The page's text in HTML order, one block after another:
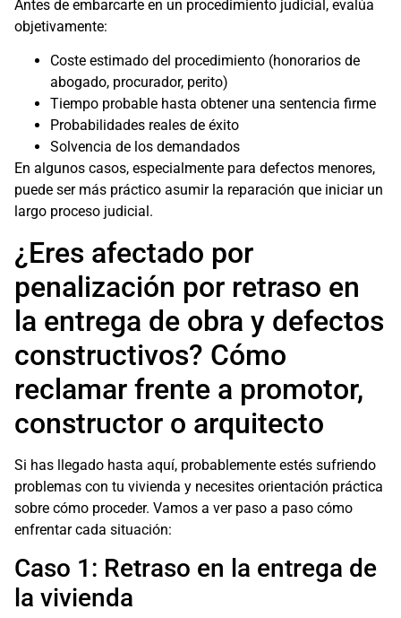
Antes de embarcarte en un procedimiento judicial, evalúa
objetivamente:
Coste estimado del procedimiento (honorarios de
abogado, procurador, perito)
Tiempo probable hasta obtener una sentencia firme
Probabilidades reales de éxito
Solvencia de los demandados
En algunos casos, especialmente para defectos menores,
puede ser más práctico asumir la reparación que iniciar un
largo proceso judicial.
¿Eres afectado por
penalización por retraso en
la entrega de obra y defectos
constructivos? Cómo
reclamar frente a promotor,
constructor o arquitecto
Si has llegado hasta aquí, probablemente estés sufriendo
problemas con tu vivienda y necesites orientación práctica
sobre cómo proceder. Vamos a ver paso a paso cómo
enfrentar cada situación:
Caso 1: Retraso en la entrega de
la vivienda